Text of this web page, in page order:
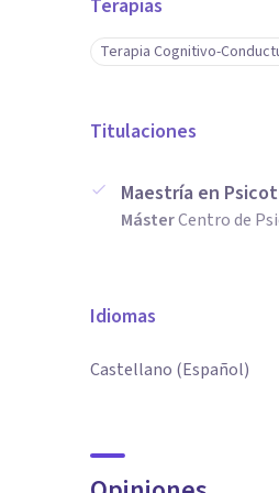
Terapias
Terapia Cognitivo-
Titulaciones
Maestría en
MásterCentro de
Idiomas
Castellano (Español)